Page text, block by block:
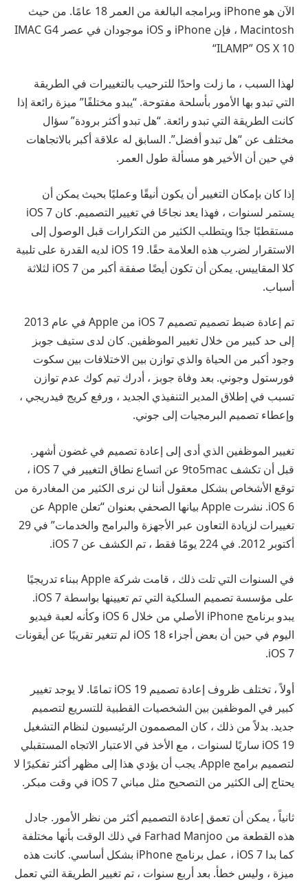
الآن هو iPhone وبرامجه البالغة من العمر 18 عامًا. من حيث
Macintosh ، فإن iPhone و iOS موجودان في عصر IMAC G4
“ILAMP” OS X 10
لهذا السبب ، ما زلت واحدًا للترحيب بالتغييرات في الطريقة
التي تبدو بها الأمور بأسلحة مفتوحة. “يبدو مختلفًا” ميزة رائعة إذا
كانت الطريقة التي تبدو رائعة. “هل تبدو أكثر برودة” سؤال
مختلف عن “هل تبدو أفضل”. السابق له علاقة أكبر بالاتجاهات
في حين أن الأخير هو مسألة طول العمر.
إذا كان بإمكان التغيير أن يكون أنيقًا وعمليًا بحيث يمكن أن
يستمر لسنوات ، فهذا يعد نجاحًا في تغيير التصميم. كان iOS 7
مستقطبًا جدًا ويتطلب الكثير من التكرارات قبل الوصول إلى
الاستقرار لضرب هذه العلامة حقًا. iOS 19 لديه القدرة على تلبية
كلا المقاييس. يمكن أن تكون أيضًا صفقة أكبر من iOS 7 لثلاثة
أسباب.
تم إعادة ضبط تصميم تصميم iOS 7 من Apple في عام 2013
إلى حد كبير من خلال تغيير الموظفين. كان لدى ستيف جوبز
وجود أكبر من الحياة والذي توازن بين الاختلافات بين سكوت
فورستول وجوني. بعد وفاة جوبز ، أدرك تيم كوك عدم توازن
تسبب في إطلاق المدير التنفيذي الجديد ، ورفع كريج فيدريجي ،
وإعطاء تصميم البرمجيات إلى جوني.
تغيير الموظفين الذي أدى إلى إعادة تصميم في غضون أشهر.
قبل أن تكشف 9to5mac عن اتساع نطاق التغيير في iOS 7 ،
توقع الأشخاص بشكل معقول أننا لن نرى الكثير من المغادرة من
iOS 6. نشرت Apple بيانها الصحفي بعنوان “تعلن Apple عن
تغييرات لزيادة التعاون عبر الأجهزة والبرامج والخدمات” في 29
أكتوبر 2012. في 224 يومًا فقط ، تم الكشف عن iOS 7.
في السنوات التي تلت ذلك ، قامت شركة Apple ببناء تدريجيًا
على مؤسسة تصميم السلكية التي تم تعيينها بواسطة iOS 7.
يبدو برنامج iPhone الأصلي من خلال iOS 6 وكأنه لعبة فيديو
اليوم في حين أن بعض أجزاء iOS 18 لم تتغير تقريبًا عن أيقونات
iOS 7.
أولاً ، تختلف ظروف إعادة تصميم iOS 19 تمامًا. لا يوجد تغيير
كبير في الموظفين بين الشخصيات القطبية للتسريع لتصميم
جديد. بدلاً من ذلك ، كان المصممون الرئيسيون لنظام التشغيل
iOS 19 ساريًا لسنوات ، مع الأخذ في الاعتبار الاتجاه المستقبلي
لتصميم برامج Apple. يجب أن يؤدي هذا إلى مظهر أكثر تفكيرًا لا
يحتاج إلى الكثير من التصحيح مثل مباني iOS 7 في وقت مبكر.
ثانياً ، يمكن أن تعمق إعادة التصميم أكثر من نظر الأمور. جادل
هذه القطعة من Farhad Manjoo في ذلك الوقت بأنها مختلفة
كما بدا iOS 7 ، عمل برنامج iPhone بشكل أساسي. كانت هذه
ميزة ، وليس خطأ. بعد أربع سنوات ، تم تغيير الطريقة التي تعمل